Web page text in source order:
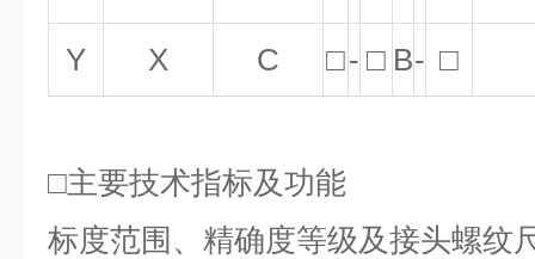
Y X C □- □ B- □
□主要技术指标及功能
标度范围、精确度等级及接头螺纹